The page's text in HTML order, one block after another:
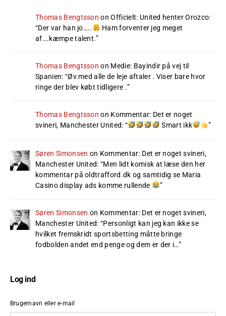
Thomas Bengtsson onOfficielt: United henter Orozco:
“Der var han jo…..
Ham forventer jeg meget
af….kæmpe talent.”
Thomas Bengtsson on Medie: Bayindir på vej til
Spanien: “Øv med alle de leje aftaler . Viser bare hvor
ringe der blev købt tidligere .”
Thomas Bengtsson on Kommentar: Det er noget
svineri, Manchester United: “ Smart ikk ”
Søren Simonsen on Kommentar: Det er noget svineri,
Manchester United: “Men lidt komisk at læse den her
kommentar på oldtrafford.dk og samtidig se Maria
Casino display ads komme rullende
”
Søren Simonsen on Kommentar: Det er noget svineri,
Manchester United: “Personligt kan jeg kan ikke se
hvilket fremskridt sportsbetting måtte bringe
fodbolden andet end penge og dem er der i…”
Log ind
Brugernavn eller e-mail